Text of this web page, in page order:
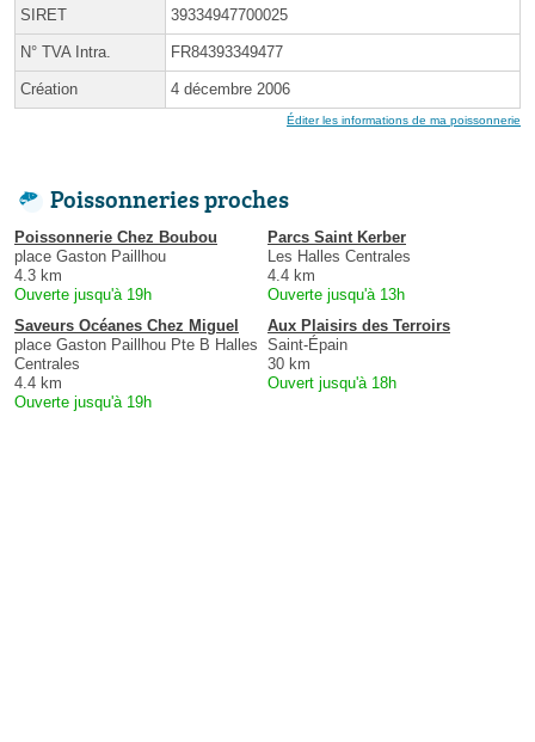
SIRET 39334947700025
N° TVA Intra. FR84393349477
Création 4 décembre 2006
Éditer les informations de ma poissonnerie
Poissonneries proches
Poissonnerie Chez Boubou
place Gaston Paillhou
4.3 km
Ouverte jusqu'à 19h
Parcs Saint Kerber
Les Halles Centrales
4.4 km
Ouverte jusqu'à 13h
Saveurs Océanes Chez Miguel
place Gaston Paillhou Pte B Halles
Centrales
4.4 km
Ouverte jusqu'à 19h
Aux Plaisirs des Terroirs
Saint-Épain
30 km
Ouvert jusqu'à 18h